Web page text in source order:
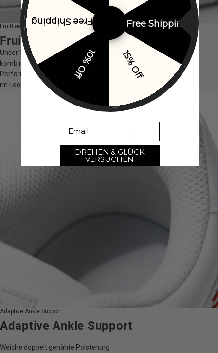
FruitLeather Blend
FruitLeather Blend
Unser Obermaterial auf Obstbasis
kombiniert Natürlichkeit mit Premium-
Performance. Robust, weich und einzigartig
im Look & Feel.
Adaptive Ankle Support
Adaptive Ankle Support
Weiche doppelt genähte Polsterung
Free Shipping
15% Off
10% Off
Free Shipping
DREHEN & GLÜCK
VERSUCHEN